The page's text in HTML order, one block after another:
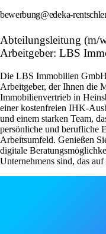
bewerbung@edeka-
Abteilungsleitung (m/
Arbeitgeber: LBS
Die LBS Immobilien
Arbeitgeber, der Ihnen die
Immobilienvertrieb in
einer kostenfreien IHK-
und einem starken Team,
persönliche und berufliche
Arbeitsumfeld. Genießen
digitale
Unternehmens sind, das